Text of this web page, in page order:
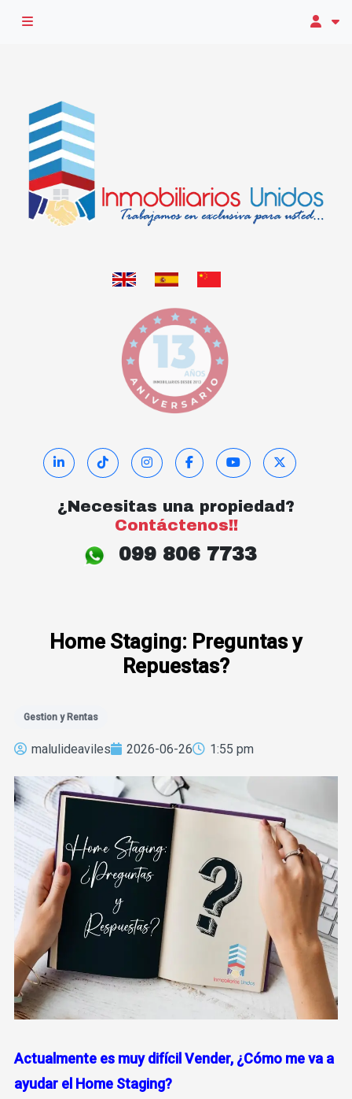
¿Necesitas una propiedad?
Contáctenos!!
099 806 7733
Home Staging: Preguntas y
Repuestas?
Gestion y Rentas
malulideaviles 2026-06-26 1:55 pm
Actualmente es muy difícil Vender, ¿Cómo me va a
ayudar el Home Staging?